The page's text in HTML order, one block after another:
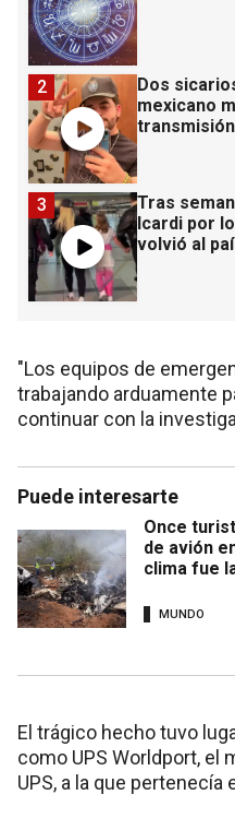
Dos
mexicano
2
Tras
Icardi por
volvió al
3
"Los equipos de
trabajando arduamente
continuar con la
Puede interesarte
Once
de avión
clima fue
MUNDO
El trágico hecho tuvo
como UPS Worldport, el
UPS, a la que pertenecía